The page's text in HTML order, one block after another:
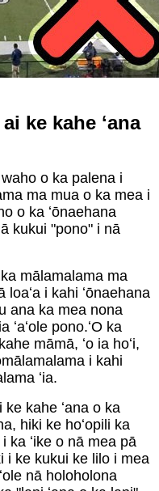
ke kahe ʻana
o ka palena i
ma mua o ka mea i
o ka ʻōnaehana
kukui "pono" i nā
ka mālamalama ma
loaʻa i kahi ʻōnaehana
ana ka mea nona
ʻaʻole pono.ʻO ka
māmā, ʻo ia hoʻi,
i kahi
ʻia.
ke kahe ʻana o ka
hiki ke hoʻopili ka
ka ʻike o nā mea pā
i ke kukui ke lilo i mea
nā ​​holoholona